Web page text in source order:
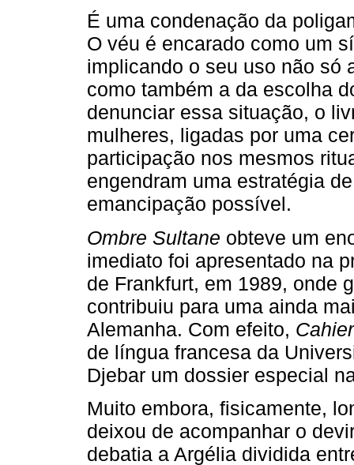
É uma condenação da
O véu é encarado como um
implicando o seu uso não só
como também a da escolha
denunciar essa situação, o
mulheres, ligadas por uma
participação nos mesmos
engendram uma estratégia
emancipação possível.
Ombre Sultane obteve um
imediato foi apresentado na
de Frankfurt, em 1989, onde
contribuiu para uma ainda
Alemanha. Com efeito,
de língua francesa da
Djebar um dossier especial
Muito embora, fisicamente,
deixou de acompanhar o
debatia a Argélia dividida